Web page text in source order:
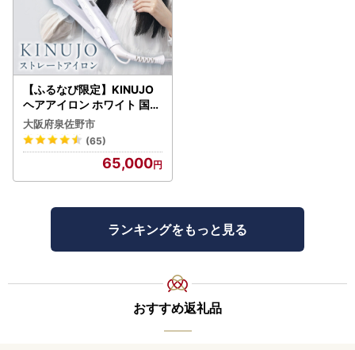
【ふるなび限定】KINUJO
ヘアアイロン ホワイト 国内
製造 FN-Limited-PR
大阪府泉佐野市
(65)
65,000
ランキングをもっと見る
おすすめ返礼品